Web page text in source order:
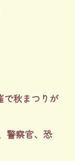
で秋まつりが
警察官、恐